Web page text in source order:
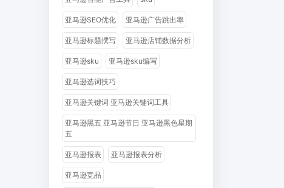
亚马逊SEO优化 亚马逊广告跳出率
亚马逊标题撰写 亚马逊店铺数据分析
亚马逊sku 亚马逊sku编写
亚马逊选词技巧
亚马逊关键词 亚马逊关键词工具
亚马逊黑五 亚马逊节日 亚马逊黑色星期
五
亚马逊报表 亚马逊报表分析
亚马逊竞品